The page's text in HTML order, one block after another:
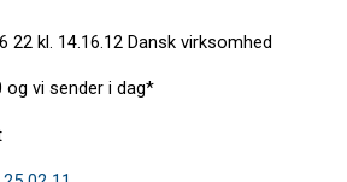
Dansk virksomhed
og vi sender i dag*